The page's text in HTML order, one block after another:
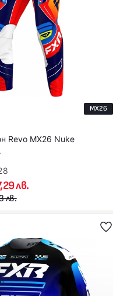
MX26
Revo MX26 Nuke
лв.
лв.